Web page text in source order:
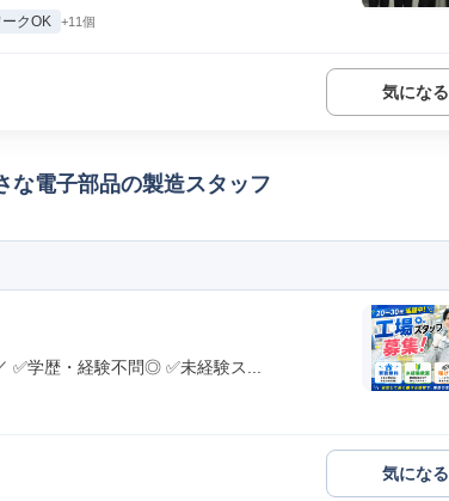
クOK +11個
気になる
な電子部品の製造スタッフ
✅学歴・経験不問◎ ✅未経験ス...
気になる